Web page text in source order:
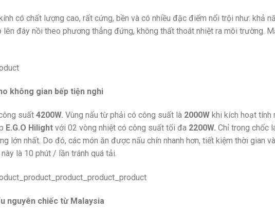
có chất lượng cao, rất cứng, bền và có nhiều đặc điểm nổi trội như: khả
đáy nồi theo phương thẳng đứng, không thất thoát nhiệt ra môi trường.
không gian bếp tiện nghi
suất 4200W. Vùng nấu từ phải có công suất là 2000W khi kích hoạt tính
E.G.O Hilight với 02 vòng nhiệt có công suất tối đa 2200W. Chỉ trong chốc
nhất. Do đó, các món ăn được nấu chín nhanh hơn, tiết kiệm thời gian
là 10 phút / lần tránh quá tải.
nguyên chiếc từ Malaysia